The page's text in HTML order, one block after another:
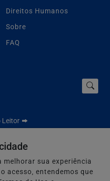
Direitos Humanos
Sobre
FAQ
Leitor
direitos reservados.
melhorar sua experiência
acesso, entendemos que